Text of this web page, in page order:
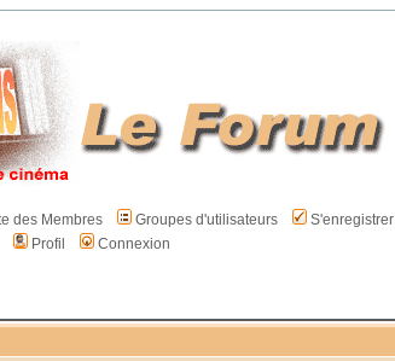
des Membres Groupes d'utilisateurs
S'enregistrer
Profil
Connexion